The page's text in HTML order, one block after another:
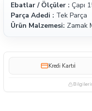
Ebatlar / Ölçüler : Çapı
Parça Adedi : Tek Parça
Ürün Malzemesi: Zamak
Kredi Kartıi